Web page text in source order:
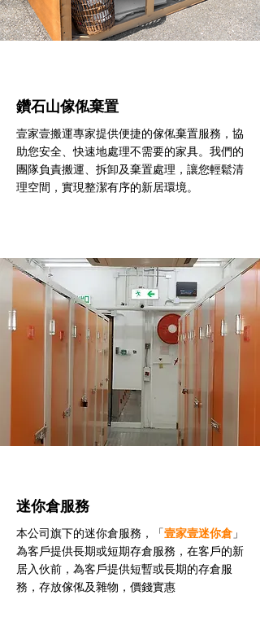
鑽石山傢俬棄置
壹家壹搬運專家提供便捷的傢俬棄置服務，協
助您安全、快速地處理不需要的家具。我們的
團隊負責搬運、拆卸及棄置處理，讓您輕鬆清
理空間，實現整潔有序的新居環境。
迷你倉服務
本公司旗下的迷你倉服務，「壹家壹迷你倉 」
為客戶提供長期或短期存倉服務，在客戶的新
居入伙前，為客戶提供短暫或長期的存倉服
務，存放傢俬及雜物，價錢實惠